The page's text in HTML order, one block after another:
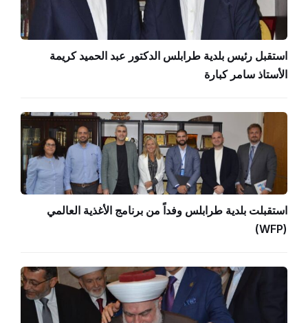
استقبل رئيس بلدية طرابلس الدكتور عبد الحميد كريمة
الأستاذ سامر كبارة
استقبلت بلدية طرابلس وفداً من برنامج الأغذية العالمي
(WFP)